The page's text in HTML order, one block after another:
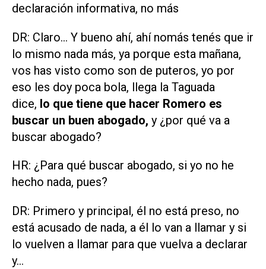
declaración informativa, no más
DR: Claro... Y bueno ahí, ahí nomás tenés que ir
lo mismo nada más, ya porque esta mañana,
vos has visto como son de puteros, yo por
eso les doy poca bola, llega la Taguada
dice, lo que tiene que hacer Romero es
buscar un buen abogado, y ¿por qué va a
buscar abogado?
HR: ¿Para qué buscar abogado, si yo no he
hecho nada, pues?
DR: Primero y principal, él no está preso, no
está acusado de nada, a él lo van a llamar y si
lo vuelven a llamar para que vuelva a declarar
y...